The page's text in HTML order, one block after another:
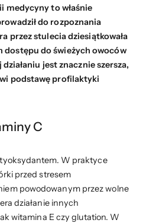
medycyny to właśnie
do rozpoznania
przez stulecia dziesiątkowała
dostępu do świeżych owoców
jest znacznie szersza,
podstawę profilaktyki
C
W praktyce
przed stresem
powodowanym przez wolne
działanie innych
witamina E czy glutation. W